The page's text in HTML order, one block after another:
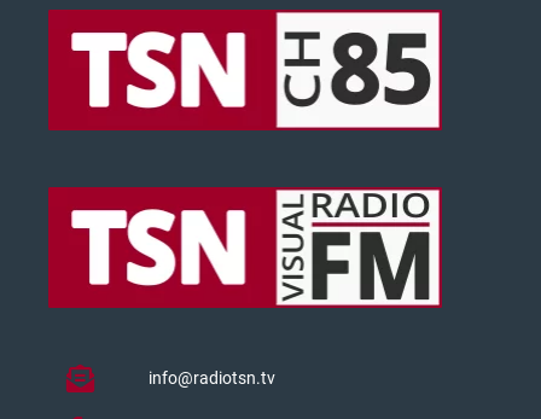
info@radiotsn.tv